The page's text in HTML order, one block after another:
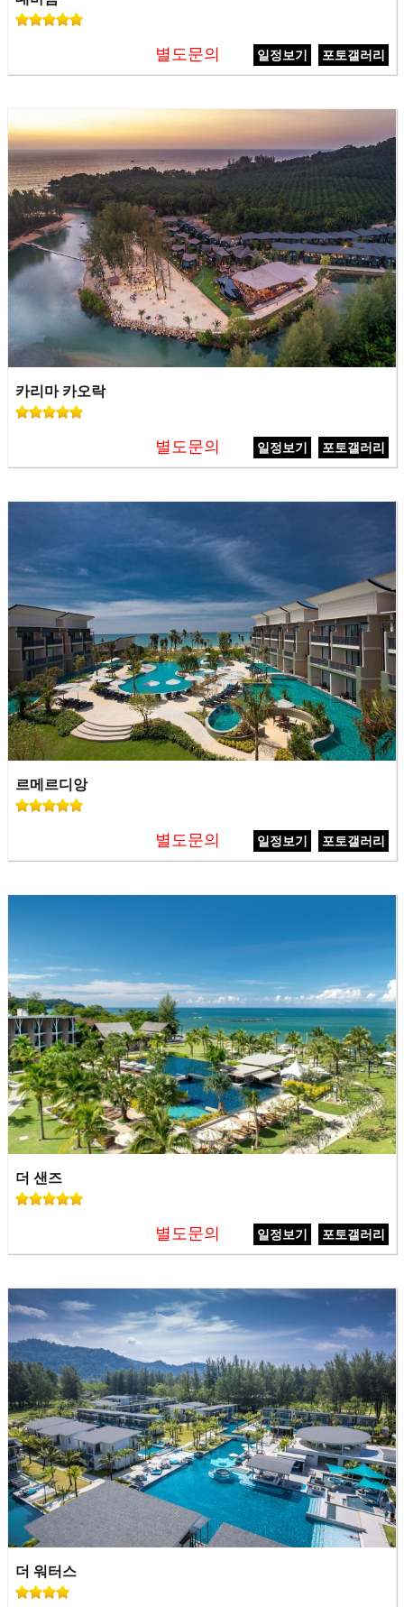
별도문의 일정보기 포토갤러리
카리마 카오락
별도문의 일정보기 포토갤러리
르메르디앙
별도문의 일정보기 포토갤러리
더 샌즈
별도문의 일정보기 포토갤러리
더 워터스